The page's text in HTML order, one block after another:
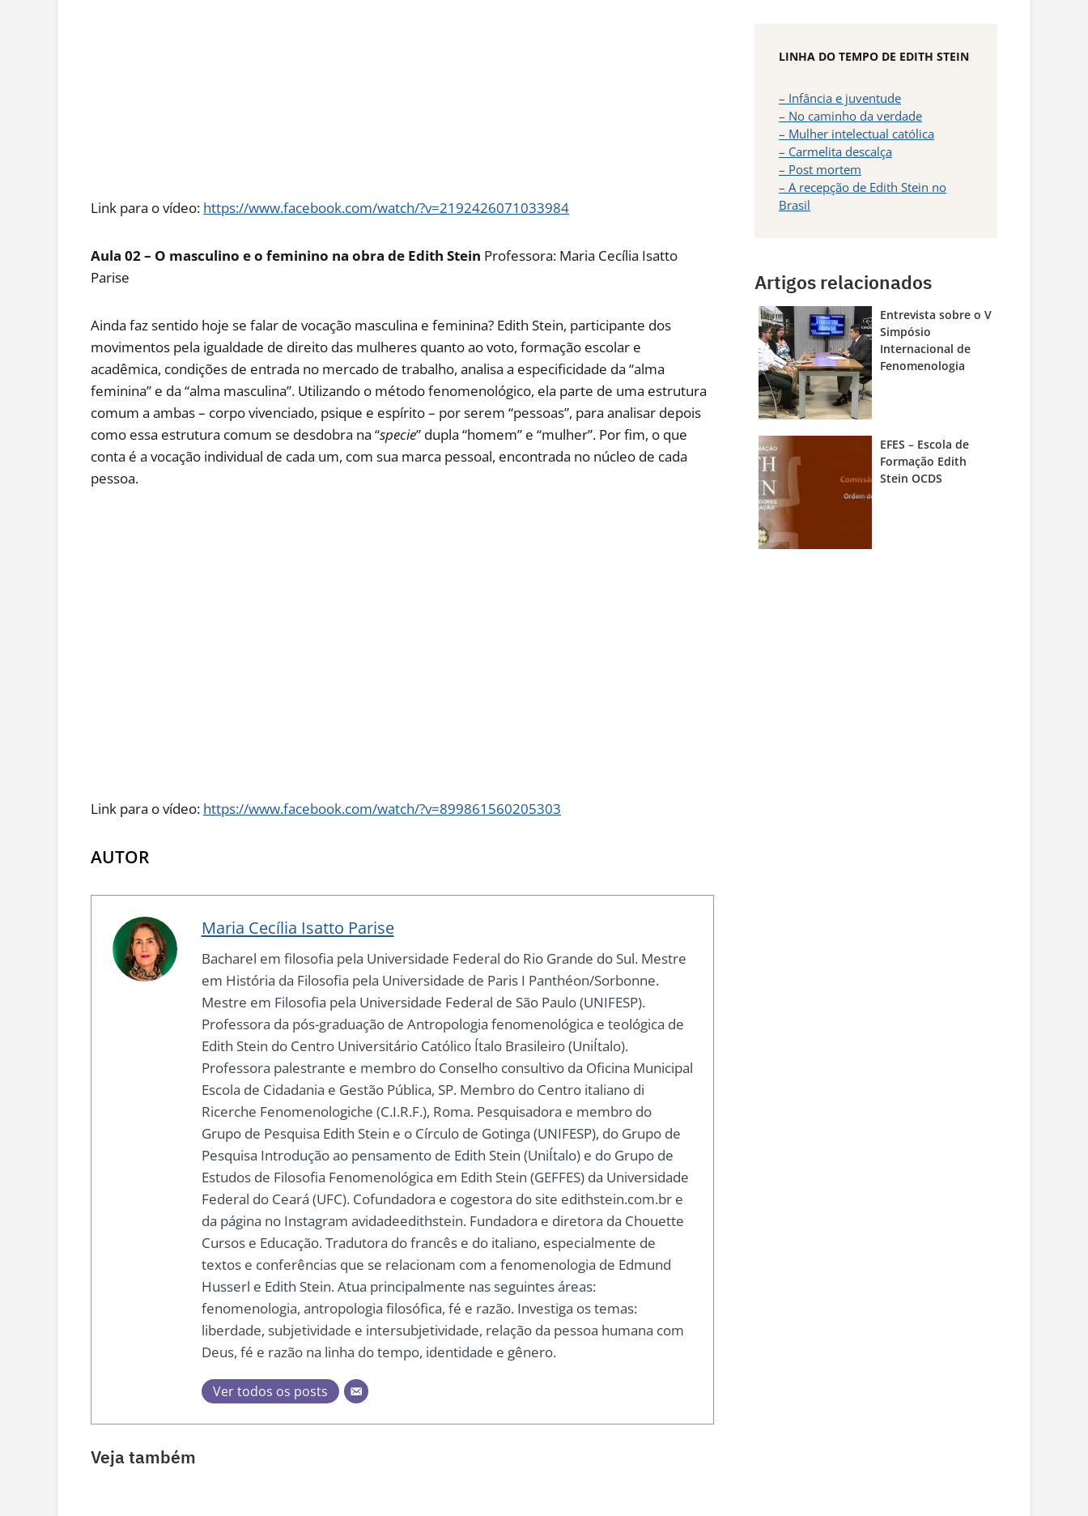
Link para o vídeo: https://www.facebook.com/watch/?v=2192426071033984
Aula 02 – O masculino e o feminino na obra de Edith Stein Professora: Maria Cecília Isatto
Parise
Ainda faz sentido hoje se falar de vocação masculina e feminina? Edith Stein, participante dos
movimentos pela igualdade de direito das mulheres quanto ao voto, formação escolar e
acadêmica, condições de entrada no mercado de trabalho, analisa a especificidade da “alma
feminina” e da “alma masculina”. Utilizando o método fenomenológico, ela parte de uma estrutura
comum a ambas – corpo vivenciado, psique e espírito – por serem “pessoas”, para analisar depois
como essa estrutura comum se desdobra na “specie” dupla “homem” e “mulher”. Por fim, o que
conta é a vocação individual de cada um, com sua marca pessoal, encontrada no núcleo de cada
pessoa.
Link para o vídeo: https://www.facebook.com/watch/?v=899861560205303
AUTOR
Maria Cecília Isatto Parise
Bacharel em filosofia pela Universidade Federal do Rio Grande do Sul. Mestre
em História da Filosofia pela Universidade de Paris I Panthéon/Sorbonne.
Mestre em Filosofia pela Universidade Federal de São Paulo (UNIFESP).
Professora da pós-graduação de Antropologia fenomenológica e teológica de
Edith Stein do Centro Universitário Católico Ítalo Brasileiro (UniÍtalo).
Professora palestrante e membro do Conselho consultivo da Oficina Municipal
Escola de Cidadania e Gestão Pública, SP. Membro do Centro italiano di
Ricerche Fenomenologiche (C.I.R.F.), Roma. Pesquisadora e membro do
Grupo de Pesquisa Edith Stein e o Círculo de Gotinga (UNIFESP), do Grupo de
Pesquisa Introdução ao pensamento de Edith Stein (UniÍtalo) e do Grupo de
Estudos de Filosofia Fenomenológica em Edith Stein (GEFFES) da Universidade
Federal do Ceará (UFC). Cofundadora e cogestora do site edithstein.com.br e
da página no Instagram avidadeedithstein. Fundadora e diretora da Chouette
Cursos e Educação. Tradutora do francês e do italiano, especialmente de
textos e conferências que se relacionam com a fenomenologia de Edmund
Husserl e Edith Stein. Atua principalmente nas seguintes áreas:
fenomenologia, antropologia filosófica, fé e razão. Investiga os temas:
liberdade, subjetividade e intersubjetividade, relação da pessoa humana com
Deus, fé e razão na linha do tempo, identidade e gênero.
Ver todos os posts
Veja também
LINHA DO TEMPO DE EDITH STEIN
– Infância e juventude
– No caminho da verdade
– Mulher intelectual católica
– Carmelita descalça
– Post mortem
– A recepção de Edith Stein no
Brasil
Artigos relacionados
Entrevista sobre o V
Simpósio
Internacional de
Fenomenologia
EFES – Escola de
Formação Edith
Stein OCDS